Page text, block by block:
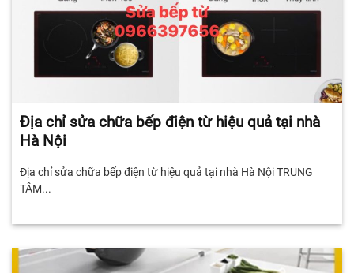
Địa chỉ sửa chữa bếp điện từ hiệu quả tại nhà
Hà Nội
Địa chỉ sửa chữa bếp điện từ hiệu quả tại nhà Hà Nội TRUNG
TÂM...